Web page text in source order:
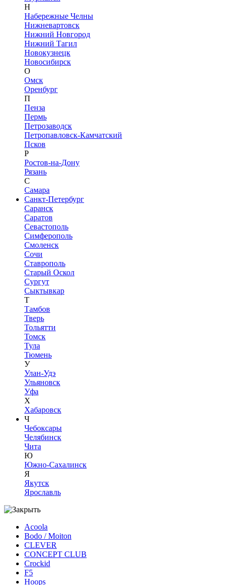
Н
Набережные Челны
Нижневартовск
Нижний Новгород
Нижний Тагил
Новокузнецк
Новосибирск
О
Омск
Оренбург
П
Пенза
Пермь
Петрозаводск
Петропавловск-Камчатский
Псков
Р
Ростов-на-Дону
Рязань
С
Самара
Санкт-Петербург
Саранск
Саратов
Севастополь
Симферополь
Смоленск
Сочи
Ставрополь
Старый Оскол
Сургут
Сыктывкар
Т
Тамбов
Тверь
Тольятти
Томск
Тула
Тюмень
У
Улан-Удэ
Ульяновск
Уфа
Х
Хабаровск
Ч
Чебоксары
Челябинск
Чита
Ю
Южно-Сахалинск
Я
Якутск
Ярославль
Acoola
Bodo / Moiton
CLEVER
CONCEPT CLUB
Crockid
F5
Hoops